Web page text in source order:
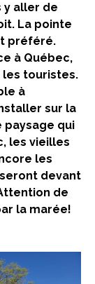
y aller de
La pointe
préféré.
à Québec,
les touristes.
à
sur la
paysage qui
les vieilles
les
devant
de
la marée!